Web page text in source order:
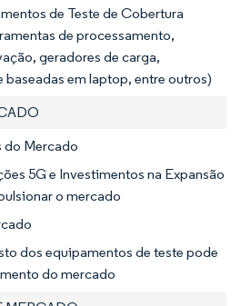
de Teste de Cobertura
de processamento,
geradores de carga,
baseadas em laptop, entre outros)
do Mercado
5G e Investimentos na Expansão
o mercado
dos equipamentos de teste pode
do mercado